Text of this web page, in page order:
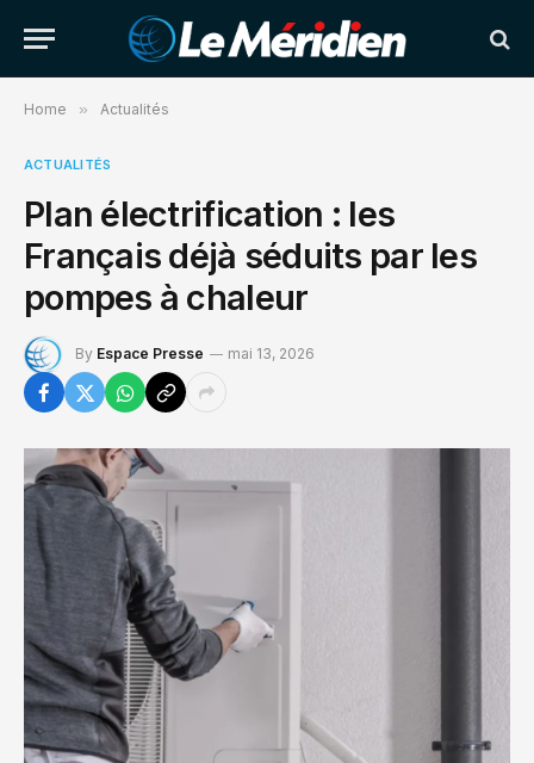
Home » Actualités
ACTUALITÉS
Plan électrification : les
Français déjà séduits par les
pompes à chaleur
By Espace Presse mai 13, 2026